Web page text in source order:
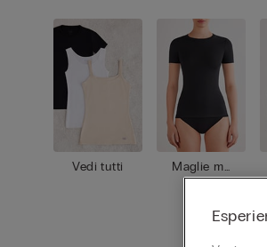
Vedi tutti
Maglie ma
niche cort